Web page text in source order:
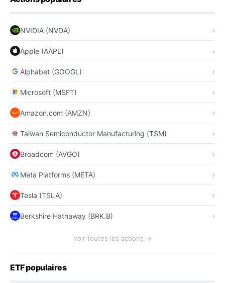
NVIDIA (NVDA)
Apple (AAPL)
Alphabet (GOOGL)
Microsoft (MSFT)
Amazon.com (AMZN)
Taiwan Semiconductor Manufacturing (TSM)
Broadcom (AVGO)
Meta Platforms (META)
Tesla (TSLA)
Berkshire Hathaway (BRK.B)
Voir toutes les actions →
ETF populaires